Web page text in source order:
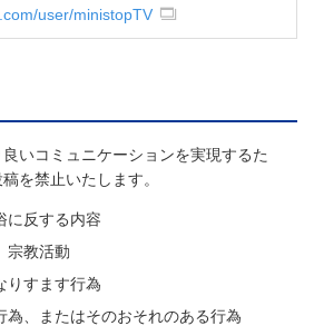
user/ministopTV
いコミュニケーションを実現するた
を禁止いたします。
に反する内容
宗教活動
りすます行為
為、またはそのおそれのある行為